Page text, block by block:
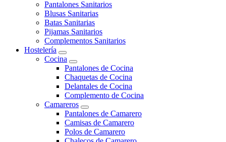
Pantalones Sanitarios
Blusas Sanitarias
Batas Sanitarias
Pijamas Sanitarios
Complementos Sanitarios
Hostelería
Cocina
Pantalones de Cocina
Chaquetas de Cocina
Delantales de Cocina
Complemento de Cocina
Camareros
Pantalones de Camarero
Camisas de Camarero
Polos de Camarero